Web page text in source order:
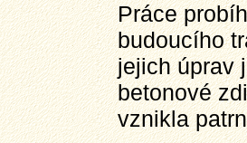
Práce
budoucího
jejich úprav
betonové
vznikla